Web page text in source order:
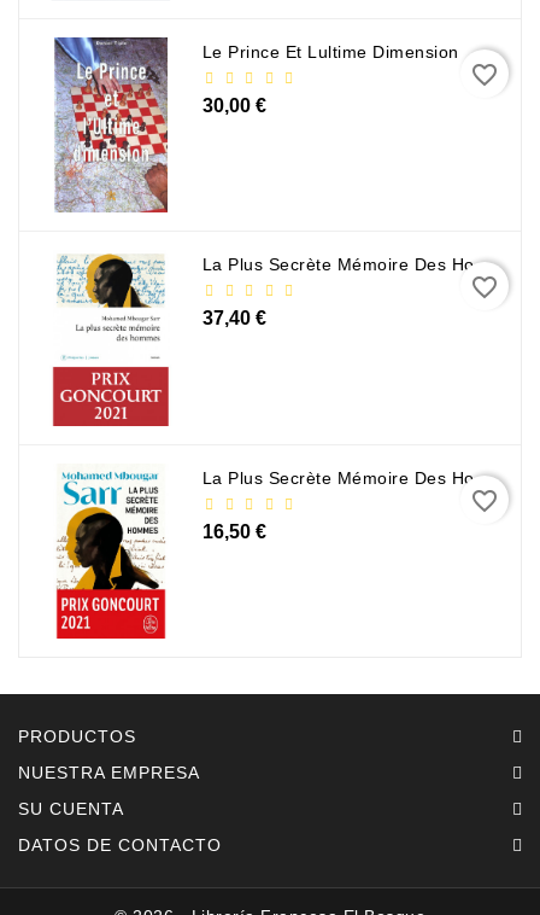
Le Prince Et Lultime Dimension
30,00 €
favorite_border
La Plus Secrète Mémoire Des Hommes - Mohamed Mbougar Sarr
37,40 €
favorite_border
La Plus Secrète Mémoire Des Hommes - Mohamed Mbougar Sarr
16,50 €
favorite_border
PRODUCTOS
NUESTRA EMPRESA
SU CUENTA
DATOS DE CONTACTO